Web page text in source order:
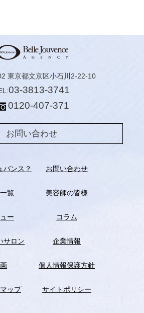
東京都文京区小石川2-22-10
03-3813-3741
0120-407-371
お問い合わせ
バンス？
覧
ー
サロン
ップ
お問い合わせ
美容師の皆様
コラム
企業情報
個人情報保護方針
サイトポリシー